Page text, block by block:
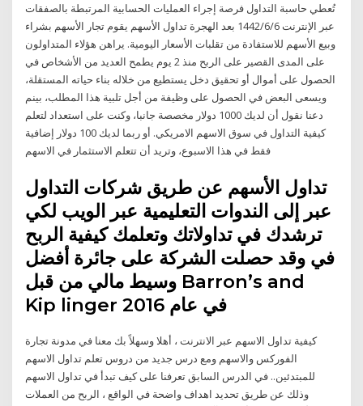
تُعطي حاسبة التداول فرصة إجراء العمليات الحسابية المرتبطة بالصفقات
عبر الإنترنت 6‏‏/6‏‏/1442 بعد الهجرة تداول الأسهم يقوم تجار الأسهم بشراء
وبيع الأسهم للاستفادة من تقلبات الأسعار اليومية. يراهن هؤلاء المتداولون
على المدى القصير على الربح منذ 2 يوم يطمح العديد من الأشخاص في
الحصول على أموال أو تحقيق دخل يستطيع من خلاله بناء حياته المستقلة،
ويسعى البعض في الحصول على وظيفة من أجل تلبية هذا المطلب، بينم
دعنا نقول أن لديك 1000 دولار مخصصة جانبا، وكنت على استعداد لتعلم
كيفية التداول في سوق الاسهم الامريكي. أو ربما لديك 100 دولار إضافية
فقط في هذا الاسبوع، وتريد أن تتعلم الاستثمار في الاسهم
تداول الأسهم عن طريق شركات التداول
عبر إلى الندوات التعليمية عبر الويب لكي
ترشدك في تداولاتك وتعلمك كيفية الربح
في وقد حصلت الشركة على جائرة أفضل
وسيط مالي من قبل Barron’s and
Kip linger في عام 2016
كيفية تداول الاسهم عبر الانترنت ، أهلا وسهلاً بك معنا في مدونة تجارة
الفوركس والاسهم ومع درس جديد من دروس تعلم تداول الاسهم
للمبتدئين.. في الدرس السابق تعرفنا على كيف تبدأ في تداول الاسهم
وذلك عن طريق تحديد اهداف واضحة في الواقع ، الربح من العملات